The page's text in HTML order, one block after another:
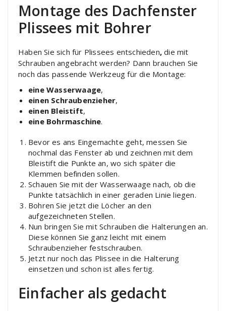
Montage des Dachfenster
Plissees mit Bohrer
Haben Sie sich für Plissees entschieden,die mit
Schrauben angebracht werden? Dann brauchen Sie
noch das passende Werkzeug für die Montage:
eine Wasserwaage,
einen Schraubenzieher,
einen Bleistift,
eine Bohrmaschine.
Bevor es ans Eingemachte geht, messen Sie
nochmal das Fenster ab und zeichnen mit dem
Bleistift die Punkte an, wo sich später die
Klemmen befinden sollen.
Schauen Sie mit der Wasserwaage nach, ob die
Punkte tatsächlich in einer geraden Linie liegen.
Bohren Sie jetzt die Löcher an den
aufgezeichneten Stellen.
Nun bringen Sie mit Schrauben die Halterungen an.
Diese können Sie ganz leicht mit einem
Schraubenzieher festschrauben.
Jetzt nur noch das Plissee in die Halterung
einsetzen und schon ist alles fertig.
Einfacher als gedacht